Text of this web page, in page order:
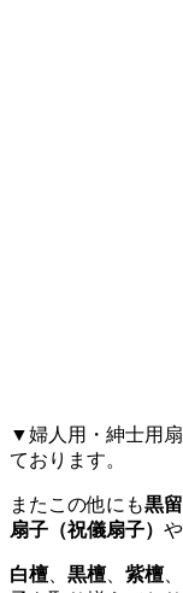
▼婦人用・紳士用扇
ております。
またこの他にも黒
扇子（祝儀扇子） や
白檀、 黒檀、 紫檀、